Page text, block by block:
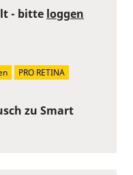
zu Smart
- bitte loggen
PRO RETINA